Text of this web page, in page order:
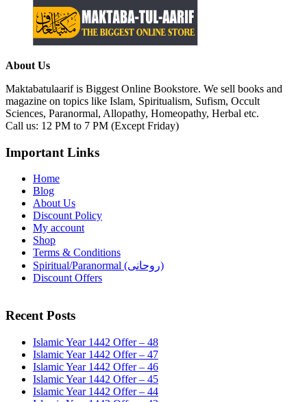
About Us
Maktabatulaarif is Biggest Online Bookstore. We sell books and
magazine on topics like Islam, Spiritualism, Sufism, Occult
Sciences, Paranormal, Allopathy, Homeopathy, Herbal etc.
Call us: 12 PM to 7 PM (Except Friday)
Important Links
Home
Blog
About Us
Discount Policy
My account
Shop
Terms & Conditions
Spiritual/Paranormal (روحانی)
Discount Offers
Recent Posts
Islamic Year 1442 Offer – 48
Islamic Year 1442 Offer – 47
Islamic Year 1442 Offer – 46
Islamic Year 1442 Offer – 45
Islamic Year 1442 Offer – 44